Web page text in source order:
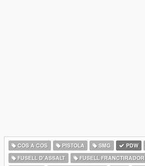
COS A COS PISTOLA SMG PDW
FUSELL D'ASSALT
FUSELL FRANCTIRADOR